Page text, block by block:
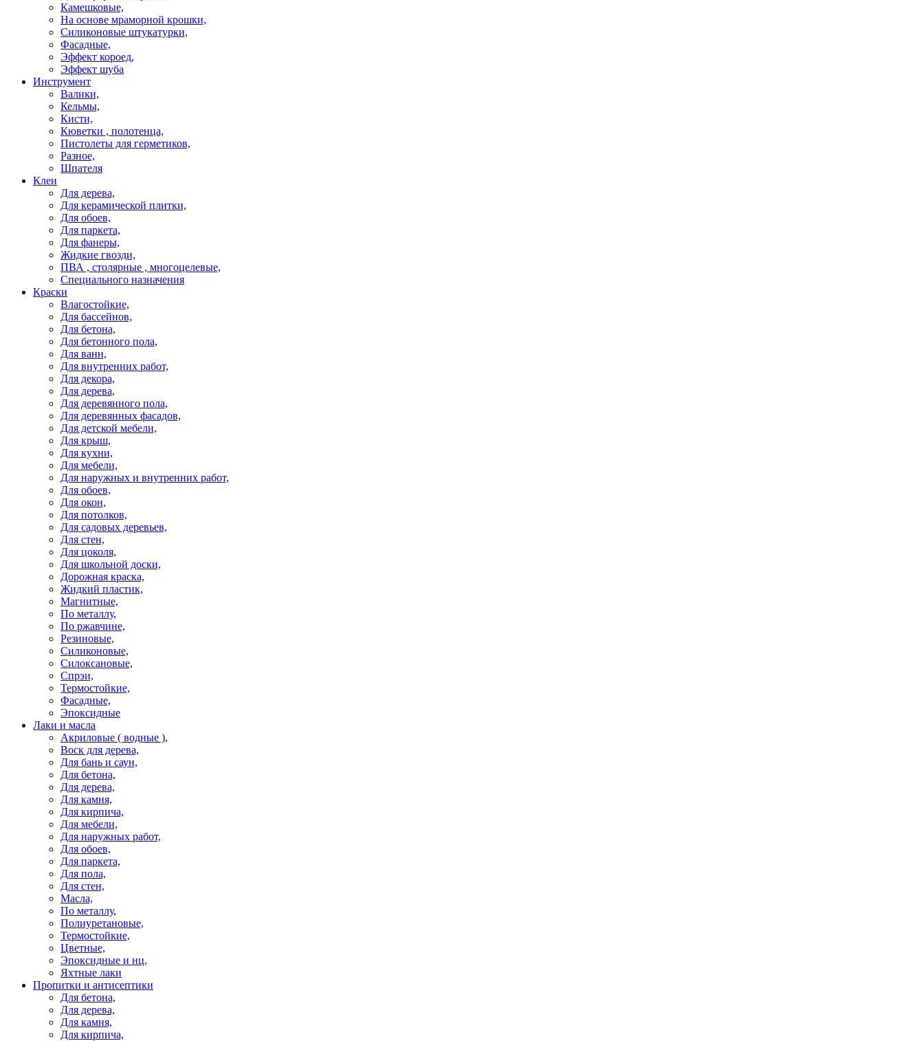
Камешковые,
На основе мраморной крошки,
Силиконовые штукатурки,
Фасадные,
Эффект короед,
Эффект шуба
Инструмент
Валики,
Кельмы,
Кисти,
Кюветки , полотенца,
Пистолеты для герметиков,
Разное,
Шпателя
Клеи
Для дерева,
Для керамической плитки,
Для обоев,
Для паркета,
Для фанеры,
Жидкие гвозди,
ПВА , столярные , многоцелевые,
Специального назначения
Краски
Влагостойкие,
Для бассейнов,
Для бетона,
Для бетонного пола,
Для ванн,
Для внутренних работ,
Для декора,
Для дерева,
Для деревянного пола,
Для деревянных фасадов,
Для детской мебели,
Для крыш,
Для кухни,
Для мебели,
Для наружных и внутренних работ,
Для обоев,
Для окон,
Для потолков,
Для садовых деревьев,
Для стен,
Для цоколя,
Для школьной доски,
Дорожная краска,
Жидкий пластик,
Магнитные,
По металлу,
По ржавчине,
Резиновые,
Силиконовые,
Силоксановые,
Спрэи,
Термостойкие,
Фасадные,
Эпоксидные
Лаки и масла
Акриловые ( водные ),
Воск для дерева,
Для бань и саун,
Для бетона,
Для дерева,
Для камня,
Для кирпича,
Для мебели,
Для наружных работ,
Для обоев,
Для паркета,
Для пола,
Для стен,
Масла,
По металлу,
Полиуретановые,
Термостойкие,
Цветные,
Эпоксидные и нц,
Яхтные лаки
Пропитки и антисептики
Для бетона,
Для дерева,
Для камня,
Для кирпича,